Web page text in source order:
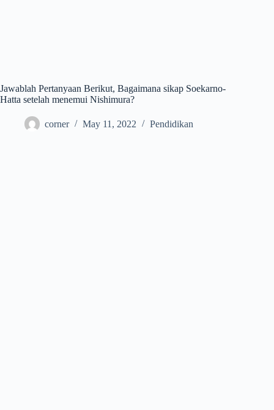
Jawablah Pertanyaan Berikut, Bagaimana sikap Soekarno-
Hatta setelah menemui Nishimura?
corner May 11, 2022 Pendidikan